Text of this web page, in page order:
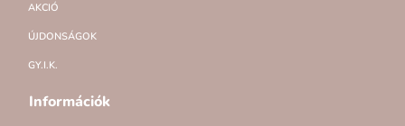
AKCIÓ
ÚJDONSÁGOK
GY.I.K.
Információk